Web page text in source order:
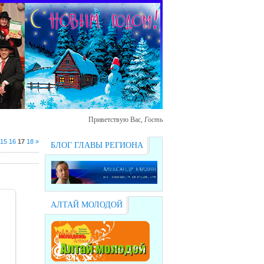
Приветствую Вас, Гость
БЛОГ ГЛАВЫ РЕГИОНА
АЛТАЙ МОЛОДОЙ
15 16 17 18 »